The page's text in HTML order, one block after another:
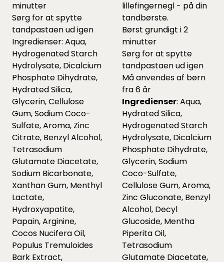
minutter
Sørg for at spytte
tandpastaen ud igen
Ingredienser: Aqua,
Hydrogenated Starch
Hydrolysate, Dicalcium
Phosphate Dihydrate,
Hydrated Silica,
Glycerin, Cellulose
Gum, Sodium Coco-
Sulfate, Aroma, Zinc
Citrate, Benzyl Alcohol,
Tetrasodium
Glutamate Diacetate,
Sodium Bicarbonate,
Xanthan Gum, Menthyl
Lactate,
Hydroxyapatite,
Papain, Arginine,
Cocos Nucifera Oil,
Populus Tremuloides
Bark Extract,
lillefingernegl - på din
tandbørste.
Børst grundigt i 2
minutter
Sørg for at spytte
tandpastaen ud igen
Må anvendes af børn
fra 6 år
Ingredienser: Aqua,
Hydrated Silica,
Hydrogenated Starch
Hydrolysate, Dicalcium
Phosphate Dihydrate,
Glycerin, Sodium
Coco-Sulfate,
Cellulose Gum, Aroma,
Zinc Gluconate, Benzyl
Alcohol, Decyl
Glucoside, Mentha
Piperita Oil,
Tetrasodium
Glutamate Diacetate,